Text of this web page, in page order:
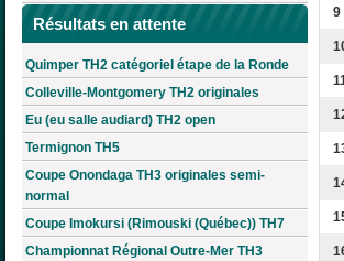
Résultats en attente
Quimper TH2 catégoriel étape de la Ronde
Colleville-Montgomery TH2 originales
Eu (eu salle audiard) TH2 open
Termignon TH5
Coupe Onondaga TH3 originales semi-
normal
Coupe Imokursi (Rimouski (Québec)) TH7
Championnat Régional Outre-Mer TH3
9